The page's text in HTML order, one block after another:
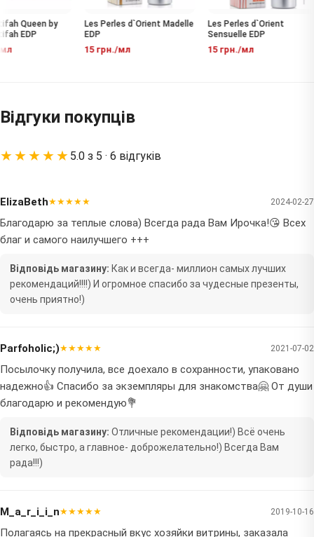
Queen by
EDP
Les Perles d`Orient Madelle
EDP
15 грн./мл
Les Perles d`Orient
Sensuelle EDP
15 грн./мл
Відгуки покупців
★★★★★ 5.0 з 5 · 6 відгуків
ElizaBeth★★★★★ 2024-02-27
Благодарю за теплые слова) Всегда рада Вам Ирочка!😘 Всех
благ и самого наилучшего +++
Відповідь магазину: Как и всегда- миллион самых лучших
рекомендаций!!!!) И огромное спасибо за чудесные презенты,
очень приятно!)
Parfoholic;)★★★★★ 2021-07-02
Посылочку получила, все доехало в сохранности, упаковано
надежно👍 Спасибо за экземпляры для знакомства🤗 От души
благодарю и рекомендую💐
Відповідь магазину: Отличные рекомендации!) Всё очень
легко, быстро, а главное- доброжелательно!) Всегда Вам
рада!!!)
M_a_r_i_i_n★★★★★ 2019-10-16
Полагаясь на прекрасный вкус хозяйки витрины, заказала